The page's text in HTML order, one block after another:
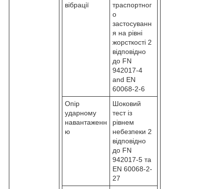
вібрації
траспортног
о
застосуванн
я на рівні
жорсткості 2
відповідно
до FN
942017-4
and EN
60068-2-6
Опір
ударному
навантаженн
ю
Шоковий
тест із
рівнем
небезпеки 2
відповідно
до FN
942017-5 та
EN 60068-2-
27